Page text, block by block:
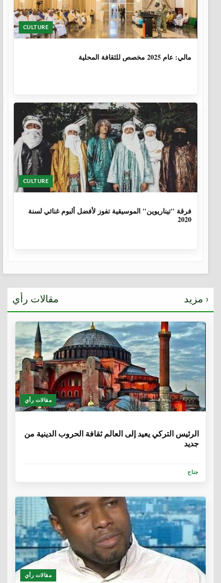
CULTURE
مالي: عام 2025 مخصص للثقافة المحلية
CULTURE
فرقة "تيناريوين" الموسيقية تفوز لأفضل ألبوم غنائي لسنة
2020
مقالات رأي مزيد ›
مقالات رأي
الرئيس التركي يعيد إلى العالم ثقافة الحروب الدينية من
جديد
جناح
مقالات رأي